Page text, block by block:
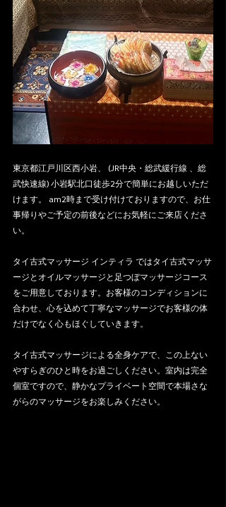
東京都江戸川区西小岩、 (JR中央・総武緩行線 、総
武快速線) 小岩駅北口徒歩2分で簡単にお越しいただ
けます。 am2時まで受け付けておりますので、お仕
事帰りやご予定の前後などにお気軽にご来店くださ
い。
タイ古式マッサージ インティラ ではタイ古式マッサ
ージとオイルマッサージと足つぼマッサージコース
をご用意しております。お客様のコンディションに
合わせ、心を込めて丁寧なマッサージでお客様の体
だけでなく心もほぐしていきます。
タイ古式マッサージによる全身ケアで、この上ない
やすらぎのひと時をお過ごしください。室内は完全
個室ですので、静かなプライベート空間で本場さな
がらのマッサージをお楽しみください。